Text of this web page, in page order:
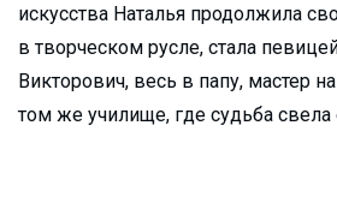
искусства Наталья продолжила
в творческом русле, стала
Викторович, весь в папу, мастер
том же училище, где судьба свела